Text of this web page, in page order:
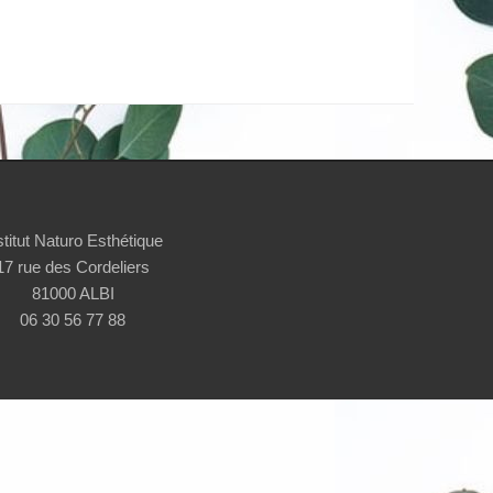
Naturo Esthétique
rue des Cordeliers
81000 ALBI
06 30 56 77 88